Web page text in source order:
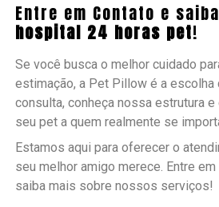
Entre em Contato e
hospital 24 horas pet!
Se você busca o melhor cuidado
estimação, a Pet Pillow é a escolha
consulta, conheça nossa estrutura
seu pet a quem realmente se
Estamos aqui para oferecer o
seu melhor amigo merece. Entre
saiba mais sobre nossos serviços!